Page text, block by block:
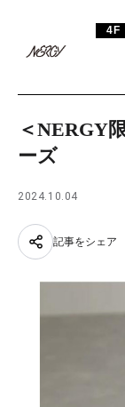
TAX FREE
JP
日本語
4F
＜NERGY
ーズ
2024.10.04
記事をシェア